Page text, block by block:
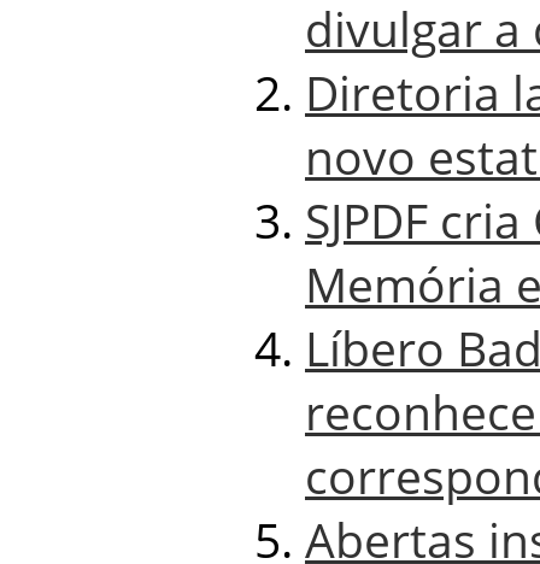
divulgar a
Diretoria
novo
SJPDF
Memória
Líbero
Abertas